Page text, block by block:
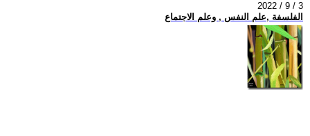
2022 / 9 / 3
الفلسفة ,علم النفس , وعلم الاجتماع